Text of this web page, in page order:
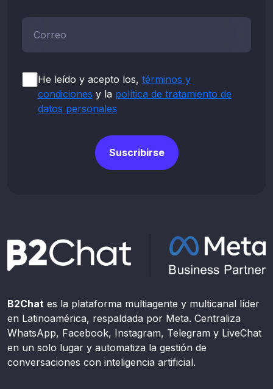
Correo*
Suscribirse
He leído y acepto los, términos y
condiciones y la política de tratamiento de
datos personales
B2Chat es la plataforma multiagente y multicanal líder
en Latinoamérica, respaldada por Meta. Centraliza
WhatsApp, Facebook, Instagram, Telegram y LiveChat
en un solo lugar y automatiza la gestión de
conversaciones con inteligencia artificial.